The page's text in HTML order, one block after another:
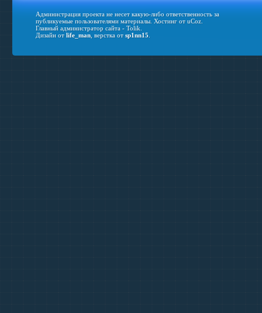
Администрация проекта не несет какую-либо ответственность за
публикуемые пользователями материалы. Хостинг отuCoz.
Главный администратор сайта - Tolik.
Дизайн отlife_man, верстка отsp1nn15.